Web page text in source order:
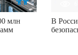
млн
В